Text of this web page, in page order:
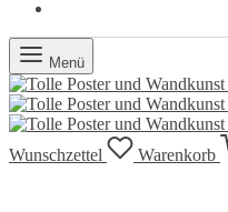
Menü
Wunschzettel Warenkorb